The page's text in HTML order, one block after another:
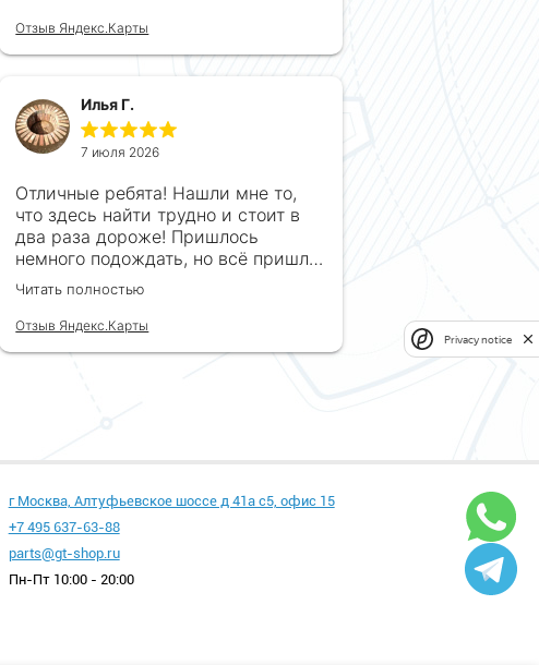
Отзыв Яндекс.Карты
Илья Г.
7 июля 2026
Отличные ребята! Нашли мне то,
что здесь найти трудно и стоит в
два раза дороже! Пришлось
немного подождать, но всё пришло
в срок, без обмана. Продавец
всегда на связи! Буду ещё
обращаться! 👍
Читать полностью
Отзыв Яндекс.Карты
г Москва, Алтуфьевское шоссе д 41а с5, офис 15
+7 495 637-63-88
parts@gt-shop.ru
Пн-Пт 10:00 - 20:00
Privacy notice